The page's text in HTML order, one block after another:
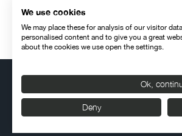
ContactoAviso legalPolítica de
© SEMINCI – Semana
We use cookies
We may place these for analysis of our visitor
personalised content and to give you a great
about the cookies we use open the settings.
Ok,
Deny